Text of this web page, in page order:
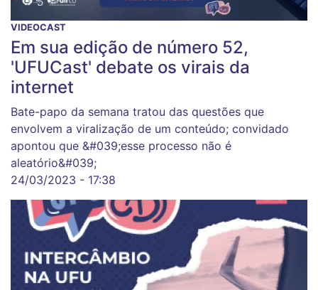
VIDEOCAST
Em sua edição de número 52,
'UFUCast' debate os virais da
internet
Bate-papo da semana tratou das questões que
envolvem a viralização de um conteúdo; convidado
apontou que &#039;esse processo não é
aleatório&#039;
24/03/2023 - 17:38